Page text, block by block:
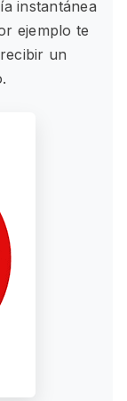
instantánea
ejemplo te
un